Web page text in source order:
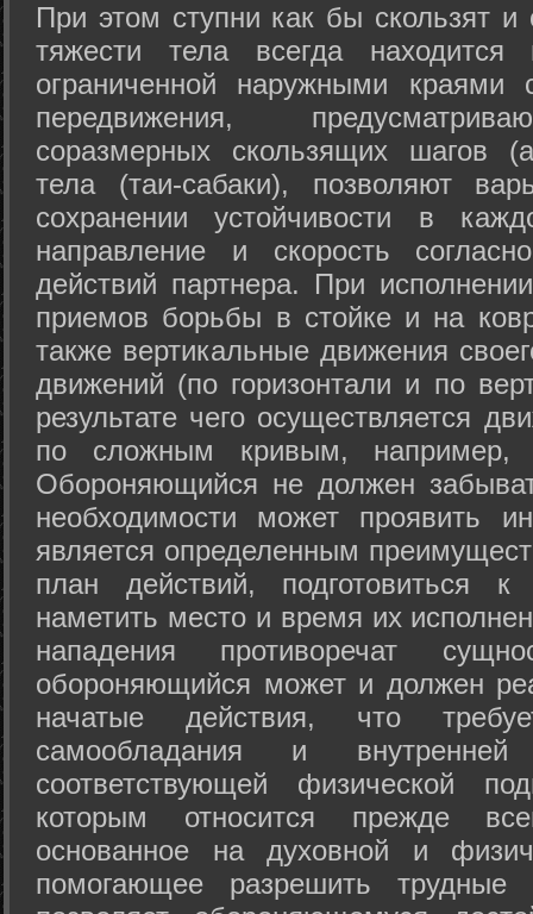
При этом ступни как бы скользят
тяжести тела всегда
ограниченной наружными краями
передвижения,
соразмерных скользящих шагов
тела (таи-сабаки), позволяют
сохранении устойчивости в
направление и скорость
действий партнера. При
приемов борьбы в стойке и на
также вертикальные движения
движений (по горизонтали и по
результате чего осуществляется
по сложным кривым, например,
Обороняющийся не должен
необходимости может проявить
является определенным
план действий, подготовиться
наметить место и время их
нападения противоречат
обороняющийся может и должен
начатые действия, что
самообладания и
соответствующей физической
которым относится прежде
основанное на духовной и
помогающее разрешить